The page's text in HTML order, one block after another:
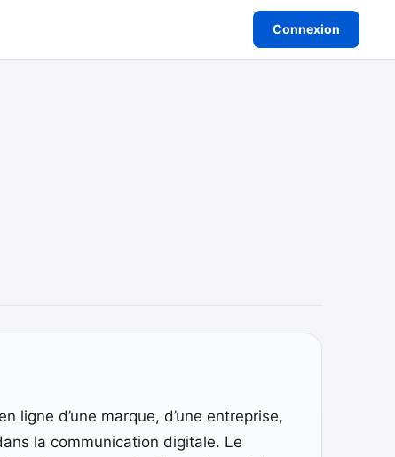
Connexion
d’une marque, d’une entreprise,
la communication digitale. Le